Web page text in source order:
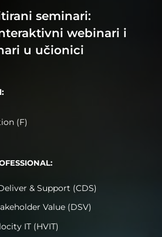
seminari:
webinari i
u učionici
(F)
& Support (CDS)
Value (DSV)
IT (HVIT)